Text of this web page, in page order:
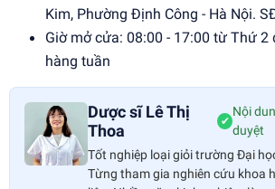
Kim, Phường Định Công - Hà Nội.
Giờ mở cửa: 08:00 - 17:00 từ Thứ 2
hàng tuần
Dược sĩ Lê Thị
Thoa
✔
Nội
duyệt
Tốt nghiệp loại giỏi trường Đại
Từng tham gia nghiên cứu khoa